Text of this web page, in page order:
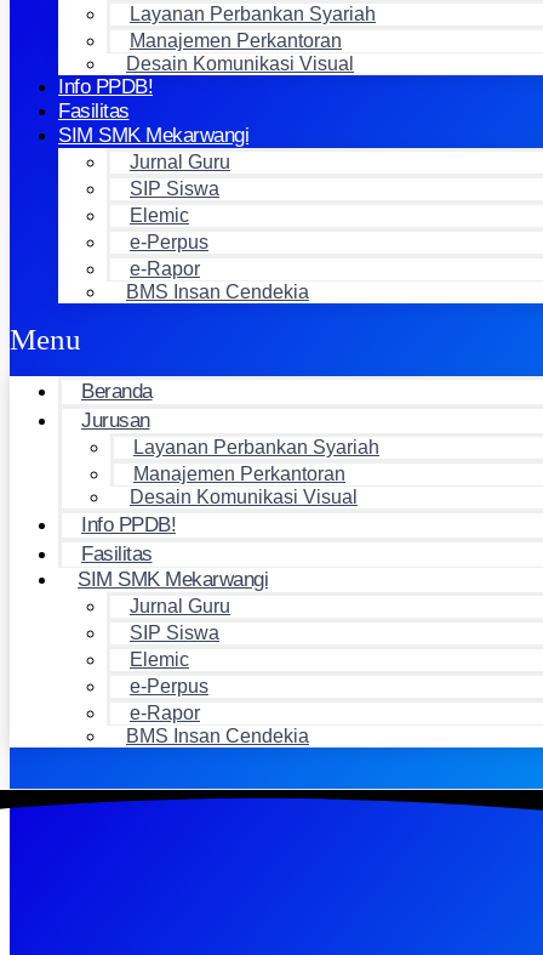
Layanan Perbankan Syariah
Manajemen Perkantoran
Desain Komunikasi Visual
Info PPDB!
Fasilitas
SIM SMK Mekarwangi
Jurnal Guru
SIP Siswa
Elemic
e-Perpus
e-Rapor
BMS Insan Cendekia
Menu
Beranda
Jurusan
Layanan Perbankan Syariah
Manajemen Perkantoran
Desain Komunikasi Visual
Info PPDB!
Fasilitas
SIM SMK Mekarwangi
Jurnal Guru
SIP Siswa
Elemic
e-Perpus
e-Rapor
BMS Insan Cendekia